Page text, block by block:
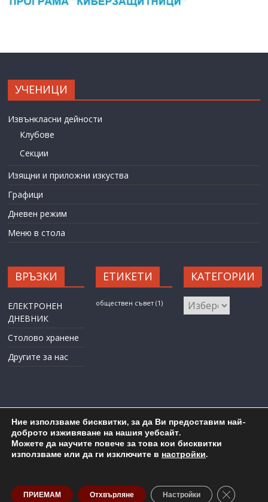
УЧЕНИЦИ
Извънкласни дейности
Клубове
Секции
Изящни и приложни изкуства
Графици
Дневен режим
Меню в стола
ВРЪЗКИ
ЕЛЕКТРОНЕН
ДНЕВНИК
Столово хранене
Другите за нас
ЕТИКЕТИ
обществен съвет (1)
КАТЕГОРИИ
КАТЕГОРИИ
Карта на сайта Административен достъп
Copyright © 2026 ОУ "Любен Каравелов" гр. Бургас
Ние използваме бисквитки, за да Ви предоставим най-
доброто изживяване на нашия уебсайт.
Можете да научите повече за това кои бисквитки
използваме или да ги изключите в настройки.
ПРИЕМАМ Отхвърляне Настройки Close